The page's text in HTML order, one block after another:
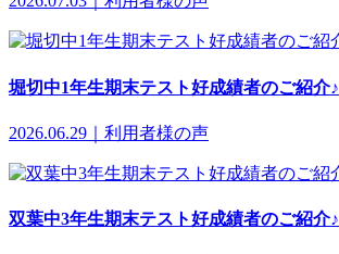
堀切中1年生期末テスト好成績者のご紹介♪
2026.06.29｜利用者様の声
双葉中3年生期末テスト好成績者のご紹介♪